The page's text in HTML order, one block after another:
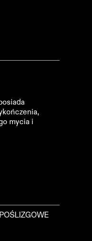
mycia i